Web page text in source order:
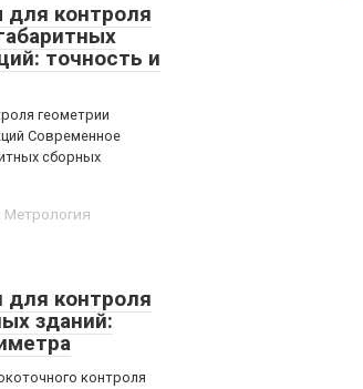
контроля
точность и
геометрии
Современное
сборных
Метрология
контроля
зданий:
контроля